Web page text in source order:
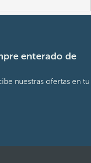
enterado de
nuestras ofertas en tu